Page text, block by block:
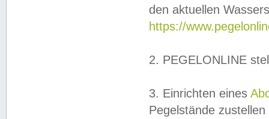
den aktuellen
https://
2. PEGELONLINE
3. Einrichten eines
Pegelstände